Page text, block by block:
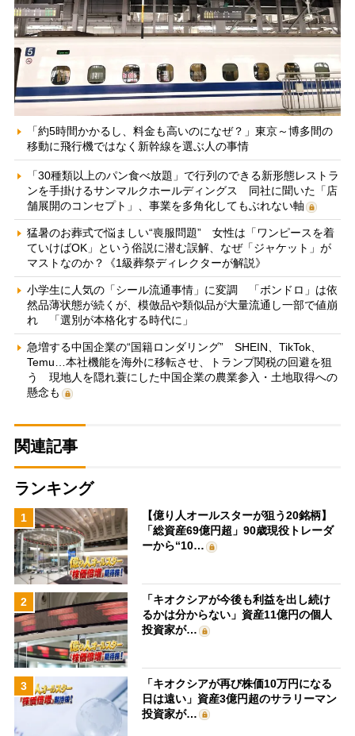
「約5時間かかるし、料金も高いのになぜ？」東京～博多間の
移動に飛行機ではなく新幹線を選ぶ人の事情
「30種類以上のパン食べ放題」で行列のできる新形態レストラ
ンを手掛けるサンマルクホールディングス 同社に聞いた「店
舗展開のコンセプト」、事業を多角化してもぶれない軸
猛暑のお葬式で悩ましい“喪服問題” 女性は「ワンピースを着
ていけばOK」という俗説に潜む誤解、なぜ「ジャケット」が
マストなのか？《1級葬祭ディレクターが解説》
小学生に人気の「シール流通事情」に変調 「ボンドロ」は依
然品薄状態が続くが、模倣品や類似品が大量流通し一部で値崩
れ 「選別が本格化する時代に」
急増する中国企業の“国籍ロンダリング” SHEIN、TikTok、
Temu…本社機能を海外に移転させ、トランプ関税の回避を狙
う 現地人を隠れ蓑にした中国企業の農業参入・土地取得への
懸念も
関連記事
ランキング
1
【億り人オールスターが狙う20銘柄】
「総資産69億円超」90歳現役トレーダ
ーから“10…
2
「キオクシアが今後も利益を出し続け
るかは分からない」資産11億円の個人
投資家が…
3
「キオクシアが再び株価10万円になる
日は遠い」資産3億円超のサラリーマン
投資家が…